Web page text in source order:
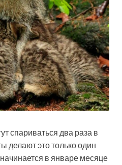
спариваться два раза в
делают это только один
в январе месяце